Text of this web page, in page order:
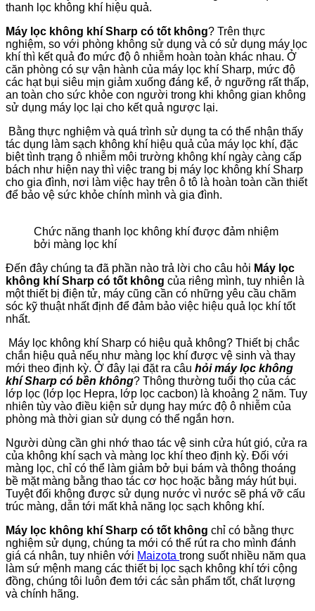
thanh lọc không khí hiệu quả.
Máy lọc không khí Sharp có tốt không? Trên thực
nghiệm, so với phòng không sử dụng và có sử dụng máy lọc
khí thì kết quả đo mức độ ô nhiễm hoàn toàn khác nhau. Ở
căn phòng có sự vận hành của máy lọc khí Sharp, mức độ
các hạt bụi siêu mịn giảm xuống đáng kể, ở ngưỡng rất thấp,
an toàn cho sức khỏe con người trong khi không gian không
sử dụng máy lọc lại cho kết quả ngược lại.
Bằng thực nghiệm và quá trình sử dụng ta có thể nhận thấy
tác dụng làm sạch không khí hiệu quả của máy lọc khí, đặc
biệt tình trạng ô nhiễm môi trường không khí ngày càng cấp
bách như hiện nay thì việc trang bị máy lọc không khí Sharp
cho gia đình, nơi làm việc hay trên ô tô là hoàn toàn cần thiết
để bảo vệ sức khỏe chính mình và gia đình.
Chức năng thanh lọc không khí được đảm nhiệm
bởi màng lọc khí
Đến đây chúng ta đã phần nào trả lời cho câu hỏi Máy lọc
không khí Sharp có tốt không của riêng mình, tuy nhiên là
một thiết bị điện tử, máy cũng cần có những yêu cầu chăm
sóc kỹ thuật nhất định để đảm bảo việc hiệu quả lọc khí tốt
nhất.
Máy lọc không khí Sharp có hiệu quả không? Thiết bị chắc
chắn hiệu quả nếu như màng lọc khí được vệ sinh và thay
mới theo định kỳ. Ở đây lại đặt ra câu hỏi máy lọc không
khí Sharp có bền không? Thông thường tuổi thọ của các
lớp lọc (lớp lọc Hepra, lớp lọc cacbon) là khoảng 2 năm. Tuy
nhiên tùy vào điều kiện sử dụng hay mức độ ô nhiễm của
phòng mà thời gian sử dụng có thể ngắn hơn.
Người dùng cần ghi nhớ thao tác vệ sinh cửa hút gió, cửa ra
của không khí sạch và màng lọc khí theo định kỳ. Đối với
màng lọc, chỉ có thể làm giảm bở bụi bám và thông thoáng
bề mặt màng bằng thao tác cơ học hoặc bằng máy hút bụi.
Tuyệt đối không được sử dụng nước vì nước sẽ phá vỡ cấu
trúc màng, dẫn tới mất khả năng lọc sạch không khí.
Máy lọc không khí Sharp có tốt không chỉ có bằng thực
nghiệm sử dụng, chúng ta mới có thể rút ra cho mình đánh
giá cá nhân, tuy nhiên với Maizota trong suốt nhiều năm qua
làm sứ mệnh mang các thiết bị lọc sạch không khí tới cộng
đồng, chúng tôi luôn đem tới các sản phẩm tốt, chất lượng
và chính hãng.